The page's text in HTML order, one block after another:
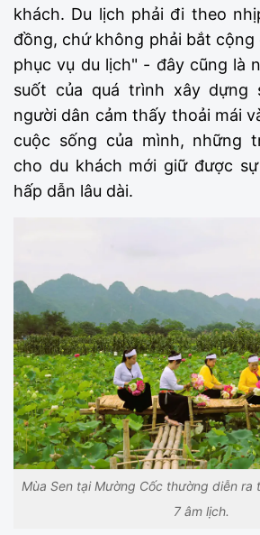
khách. Du lịch phải đi theo
đồng, chứ không phải bắt
phục vụ du lịch" - đây cũng là
suốt của quá trình xây dựng
người dân cảm thấy thoải mái
cuộc sống của mình, những
cho du khách mới giữ được
hấp dẫn lâu dài.
Mùa Sen tại Mường Cốc thường diễn
7 âm lịch.